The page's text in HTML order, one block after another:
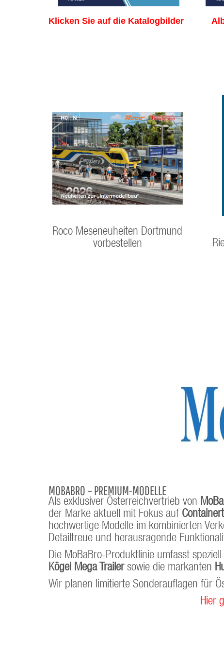
Klicken Sie auf die Katalogbilder
Roco Meseneuheiten Dortmund
vorbestellen
MOBABRO – PREMIUM-MODELLE
Als exklusiver Österreichvertrieb von
der Marke aktuell mit Fokus auf
hochwertige Modelle im kombinierten
Detailtreue und herausragende
Die MoBaBro-Produktlinie umfasst
Kögel Mega Trailersowie die markanten
Wir planen limitierte Sonderauflagen für
Hier